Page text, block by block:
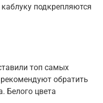
подкрепляются
топ самых
обратить
Белого цвета